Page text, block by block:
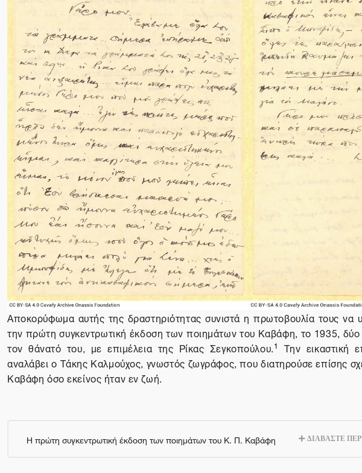
Αποκορύφωμα αυτής της δραστηριότητας συνιστά η πρωτοβουλία τους να
την πρώτη συγκεντρωτική έκδοση των ποιημάτων του Καβάφη, το 1935, δύο
τον θάνατό του, με επιμέλεια της Ρίκας Σεγκοπούλου.1 Την εικαστική
αναλάβει ο Τάκης Καλμούχος, γνωστός ζωγράφος, που διατηρούσε επίσης
Καβάφη όσο εκείνος ήταν εν ζωή.
Η πρώτη συγκεντρωτική έκδοση των ποιημάτων του Κ. Π. Καβάφη ΔΙΑΒΑΣΤΕ